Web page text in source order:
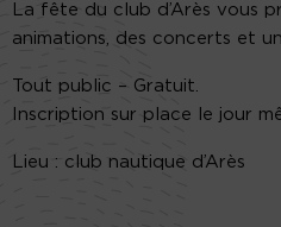
La fête du club d’Arès vous
animations, des concerts et
Tout public – Gratuit.
Inscription sur place le jour
Lieu : club nautique d’Arès